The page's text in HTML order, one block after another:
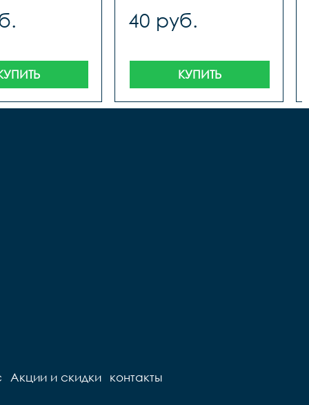
40 руб.
КУПИТЬ
Акции и скидки контакты